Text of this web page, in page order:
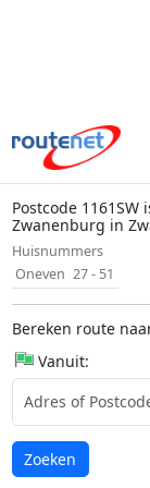
Postcode
Zwanenburg in
Huisnummers
Oneven 27 - 51
Bereken route
Vanuit:
Laden...
Zoeken